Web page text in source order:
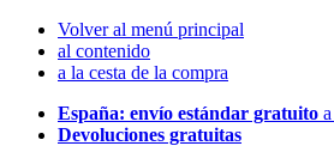
Volver al menú principal
al contenido
a la cesta de la compra
España: envío estándar gratuito
Devoluciones gratuitas